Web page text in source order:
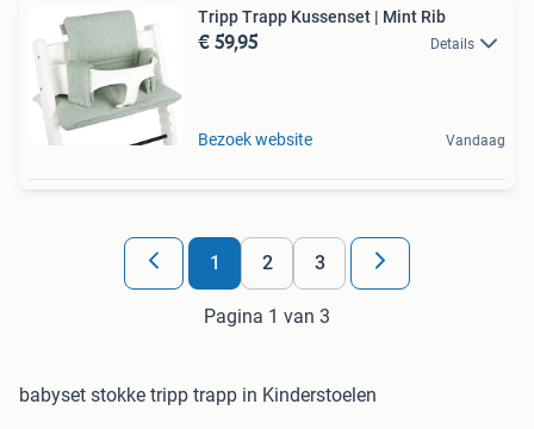
Tripp Trapp Kussenset | Mint Rib
€ 59,95 Details
Bezoek website Vandaag
1 2 3
Pagina 1 van 3
babyset stokke tripp trapp in Kinderstoelen